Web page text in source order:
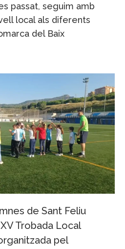
passat, seguim amb
local als diferents
del Baix
de Sant Feliu
Trobada Local
pel